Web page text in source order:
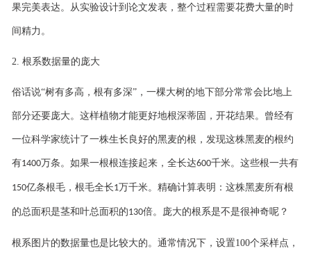
果完美表达。从实验设计到论文发表，整个过程需要花费大量的时
间精力。
2. 根系数据量的庞大
俗话说“树有多高，根有多深”，一棵大树的地下部分常常会比地上
部分还要庞大。这样植物才能更好地根深蒂固，开花结果。曾经有
一位科学家统计了一株生长良好的黑麦的根，发现这株黑麦的根约
有1400万条。如果一根根连接起来，全长达600千米。这些根一共有
150亿条根毛，根毛全长1万千米。精确计算表明：这株黑麦所有根
的总面积是茎和叶总面积的130倍。庞大的根系是不是很神奇呢？
根系图片的数据量也是比较大的。通常情况下，设置100个采样点，